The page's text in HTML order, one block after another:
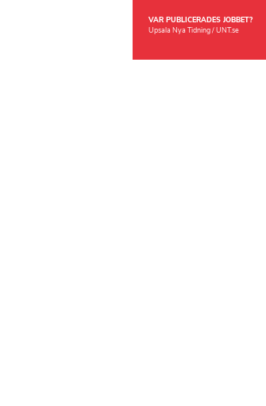
VAR PUBLICERADES JOBBET?
Upsala Nya Tidning / UNT.se